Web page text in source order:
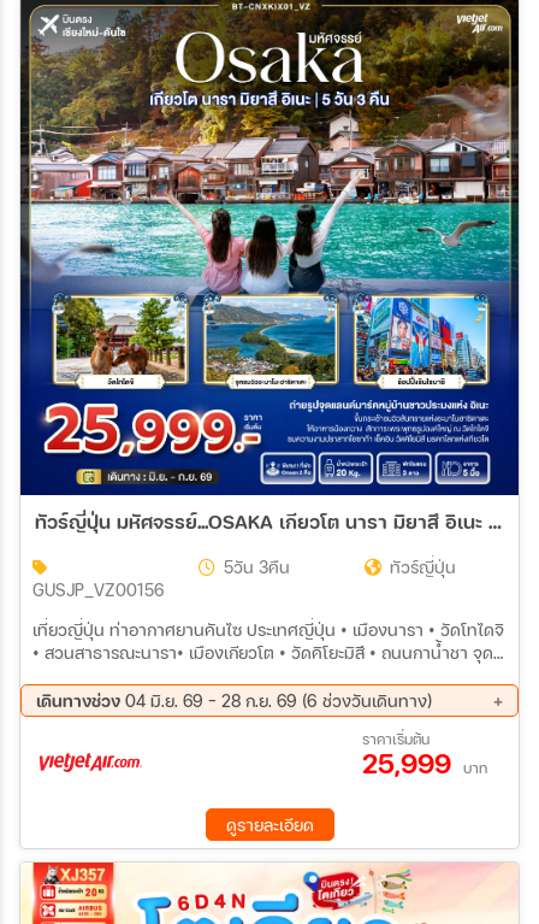
ทัวร์ญี่ปุ่น มหัศจรรย์...OSAKA เกียวโต นารา มิยาสึ อิเนะ 5วัน 3คืน (VZ)
GUSJP_VZ00156
5วัน 3คืน ทัวร์ญี่ปุ่น
เที่ยวญี่ปุ่น ท่าอากาศยานคันไซ ประเทศญี่ปุ่น • เมืองนารา • วัดโทไดจิ
• สวนสาธารณะนารา• เมืองเกียวโต • วัดคิโยะมิสึ • ถนนกาน้ำชา จุด
ชาญี่ปุ่น • ปราสาทโอซาก้า • ช้อปปิ้งชินไซบาชิ
เดินทางช่วง 04 มิ.ย. 69 - 28 ก.ย. 69 (6 ช่วงวันเดินทาง)
20 ส.ค. 69 - 24 ส.ค. 69
27 ส.ค. 69 - 31 ส.ค. 69
03 ก.ย. 69 - 07 ก.ย. 69
24 ก.ย. 69 - 28 ก.ย. 69
ราคาเริ่มต้น
25,999 บาท
ดูรายละเอียด